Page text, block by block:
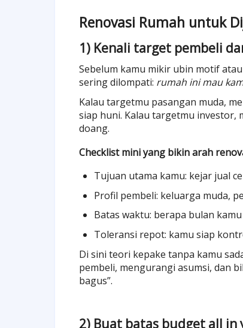
Renovasi Rumah untuk
1) Kenali target pembeli
Sebelum kamu mikir ubin motif
sering dilompati: rumah ini mau
Kalau targetmu pasangan muda,
siap huni. Kalau targetmu investor,
doang.
Checklist mini yang bikin arah
Tujuan utama kamu: kejar jual
Profil pembeli: keluarga muda,
Batas waktu: berapa bulan
Toleransi repot: kamu siap
Di sini teori kepake tanpa kamu
pembeli, mengurangi asumsi, dan
bagus”.
2) Buat batas budget all in